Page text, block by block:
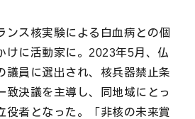
ンス核実験による白血病との個
けに活動家に。2023年5月、仏
議員に選出され、核兵器禁止条
致決議を主導し、同地域にとっ
役者となった。「非核の未来賞